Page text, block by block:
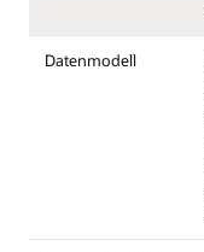
Datenmodell